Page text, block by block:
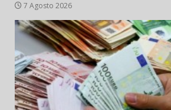
7 Agosto 2026